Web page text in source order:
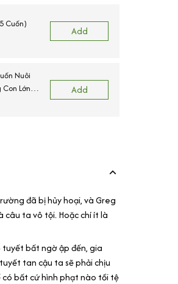
Cuốn)
Add
Nuôi
Lớn
Add
đã bị hủy hoại, và Greg
câu ta vô tội. Hoặc chí ít là
bất ngờ ập đến, gia
tan cậu ta sẽ phải chịu
bất cứ hình phạt nào tồi tệ